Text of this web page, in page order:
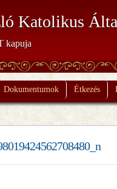
Katolikus
kapuja
Dokumentumok Étkezés